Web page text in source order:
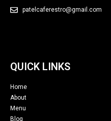
patelcaferestro@gmail.com
QUICK LINKS
Home
About
Menu
Blog